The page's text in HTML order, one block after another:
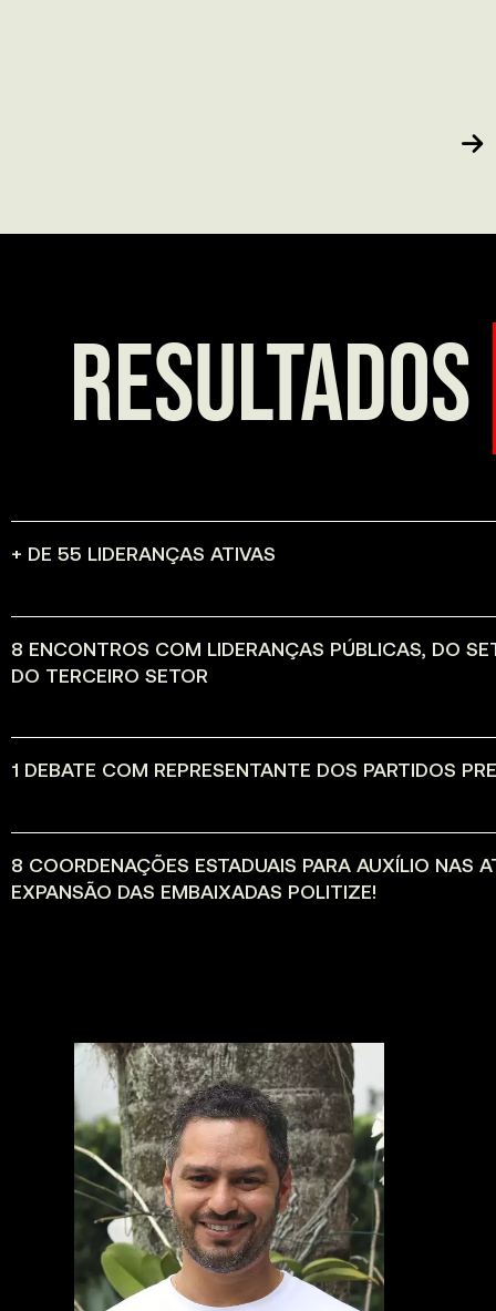
resultados
+ DE 55 LIDERANÇAS ATIVAS
8 ENCONTROS COM LIDERANÇAS PÚBLICAS, DO
DO TERCEIRO SETOR
1 DEBATE COM REPRESENTANTE DOS PARTIDOS
8 COORDENAÇÕES ESTADUAIS PARA AUXÍLIO NAS
EXPANSÃO DAS EMBAIXADAS POLITIZE!